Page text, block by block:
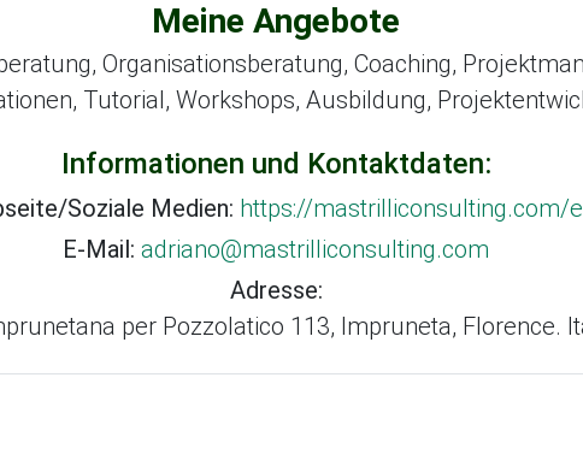
Meine Angebote
Organisationsberatung, Coaching,
Tutorial, Workshops, Ausbildung,
Informationen und Kontaktdaten:
Soziale Medien: https://mastrilliconsulting.com/
E-Mail: adriano@mastrilliconsulting.com
Adresse:
per Pozzolatico 113, Impruneta, Florence.